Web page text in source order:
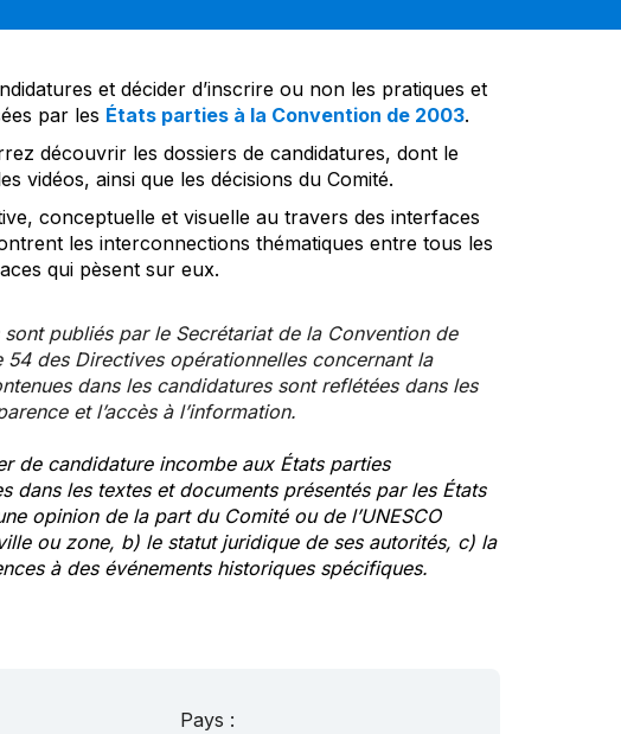
et décider d’inscrire ou non les pratiques et
par les États parties à la Convention de 2003.
découvrir les dossiers de candidatures, dont le
vidéos, ainsi que les décisions du Comité.
conceptuelle et visuelle au travers des interfaces
les interconnections thématiques entre tous les
qui pèsent sur eux.
publiés par le Secrétariat de la Convention de
des Directives opérationnelles concernant la
dans les candidatures sont reflétées dans les
et l’accès à l’information.
de candidature incombe aux États parties
dans les textes et documents présentés par les États
opinion de la part du Comité ou de l’UNESCO
ou zone, b) le statut juridique de ses autorités, c) la
à des événements historiques spécifiques.
Pays :